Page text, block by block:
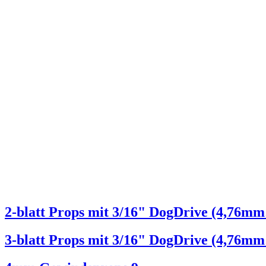
2-blatt Props mit 3/16" DogDrive
3-blatt Props mit 3/16" DogDrive